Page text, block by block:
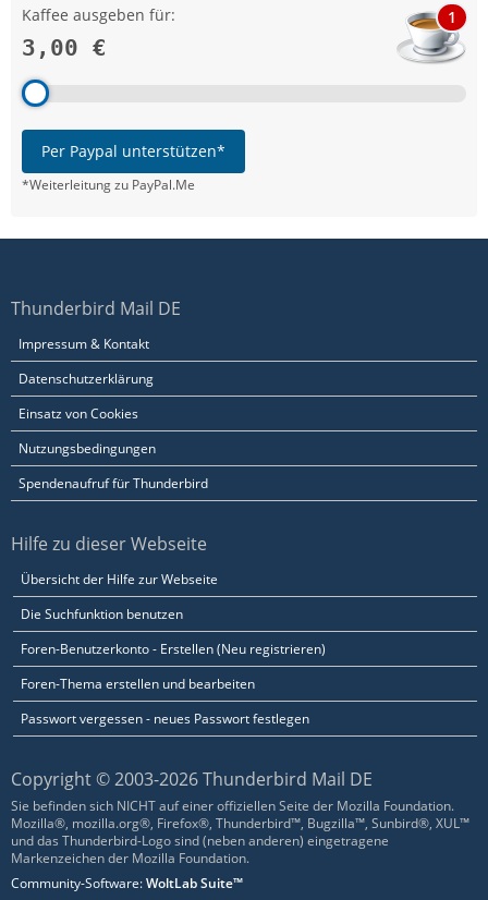
Kaffee ausgeben für:
3,00 €
1
Per Paypal unterstützen*
*Weiterleitung zu PayPal.Me
Thunderbird Mail DE
Impressum & Kontakt
Datenschutzerklärung
Einsatz von Cookies
Nutzungsbedingungen
Spendenaufruf für Thunderbird
Hilfe zu dieser Webseite
Übersicht der Hilfe zur Webseite
Die Suchfunktion benutzen
Foren-Benutzerkonto - Erstellen (Neu registrieren)
Foren-Thema erstellen und bearbeiten
Passwort vergessen - neues Passwort festlegen
Copyright © 2003-2026 Thunderbird Mail DE
Sie befinden sich NICHT auf einer offiziellen Seite der Mozilla Foundation.
Mozilla®, mozilla.org®, Firefox®, Thunderbird™, Bugzilla™, Sunbird®, XUL™
und das Thunderbird-Logo sind (neben anderen) eingetragene
Markenzeichen der Mozilla Foundation.
Community-Software:WoltLab Suite™